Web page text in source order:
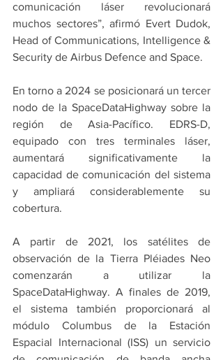
comunicación láser revolucionará
muchos sectores”, afirmó Evert Dudok,
Head of Communications, Intelligence &
Security de Airbus Defence and Space.
En torno a 2024 se posicionará un tercer
nodo de la SpaceDataHighway sobre la
región de Asia-Pacífico. EDRS-D,
equipado con tres terminales láser,
aumentará significativamente la
capacidad de comunicación del sistema
y ampliará considerablemente su
cobertura.
A partir de 2021, los satélites de
observación de la Tierra Pléiades Neo
comenzarán a utilizar la
SpaceDataHighway. A finales de 2019,
el sistema también proporcionará al
módulo Columbus de la Estación
Espacial Internacional (ISS) un servicio